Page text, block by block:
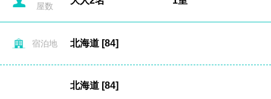
屋数
宿泊地